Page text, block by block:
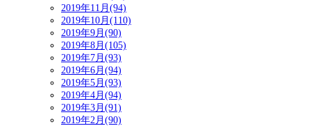
2019年11月(94)
2019年10月(110)
2019年9月(90)
2019年8月(105)
2019年7月(93)
2019年6月(94)
2019年5月(93)
2019年4月(94)
2019年3月(91)
2019年2月(90)